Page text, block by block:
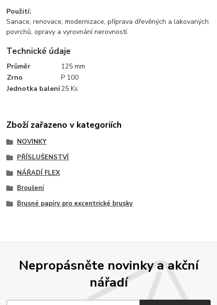
Použití:
Sanace, renovace, modernizace, příprava dřevěných a lakovaných
povrchů, opravy a vyrovnání nerovností.
Technické údaje
Průměr
125 mm
Zrno
P 100
Jednotka balení25 Ks
Zboží zařazeno v kategoriích
NOVINKY
PŘÍSLUŠENSTVÍ
NÁŘADÍ FLEX
Broušení
Brusné papíry pro excentrické brusky
Nepropásněte novinky a akční
nářadí